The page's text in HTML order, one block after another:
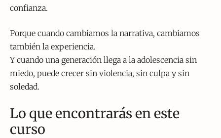
confianza.
Porque cuando cambiamos la narrativa, cambiamos
también la experiencia.
Y cuando una generación llega a la adolescencia sin
miedo, puede crecer sin violencia, sin culpa y sin
soledad.
Lo que encontrarás en este
curso